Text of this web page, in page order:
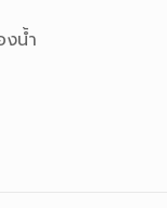
งน้ำ